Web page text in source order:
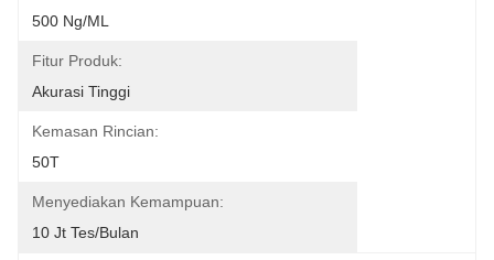
500 Ng/mL
Fitur Produk:
Akurasi Tinggi
Kemasan Rincian:
50T
Menyediakan Kemampuan:
10 Jt Tes/bulan